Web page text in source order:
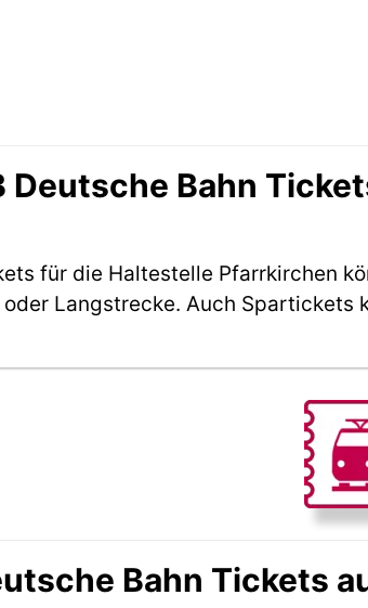
Deutsche Bahn
für die Haltestelle Pfarrkirchen
Langstrecke. Auch Spartickets
Bahn Tickets